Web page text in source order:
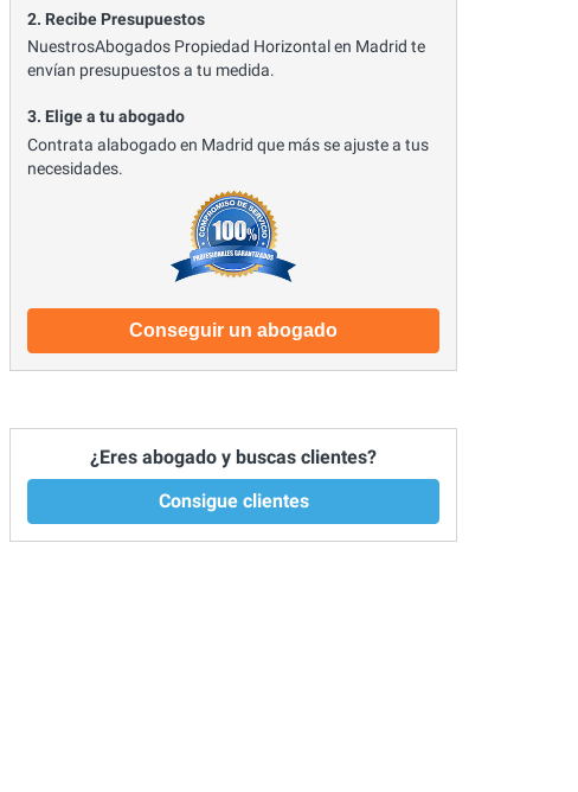
2. Recibe Presupuestos
NuestrosAbogados Propiedad Horizontal en Madrid te
envían presupuestos a tu medida.
3. Elige a tu abogado
Contrata alabogado en Madrid que más se ajuste a tus
necesidades.
Conseguir un abogado
¿Eres abogado y buscas clientes?
Consigue clientes